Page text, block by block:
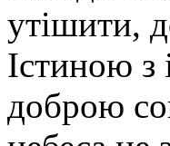
утішити,
Істиною
доброю